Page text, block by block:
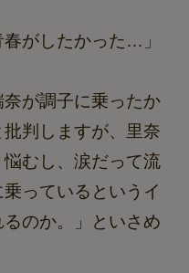
春がしたかった…」
が調子に乗ったか
判しますが、里奈
むし、涙だって流
っているというイ
のか。」といさめ